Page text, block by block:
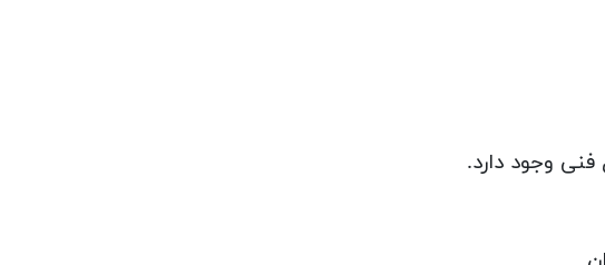
وجود دارد.